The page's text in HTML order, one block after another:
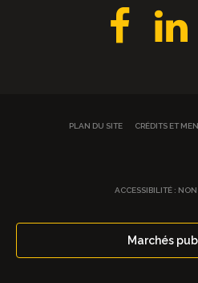
PLAN DU SITE CRÉDITS ET
ACCESSIBILITÉ :
Marchés